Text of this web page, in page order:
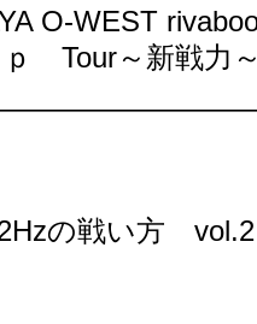
O-WEST
Tour～新戦力
の戦い方